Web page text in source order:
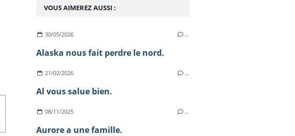
VOUS AIMEREZ AUSSI :
30/05/2026 …
Alaska nous fait perdre le nord.
21/02/2026 …
Al vous salue bien.
08/11/2025 …
Aurore a une famille.